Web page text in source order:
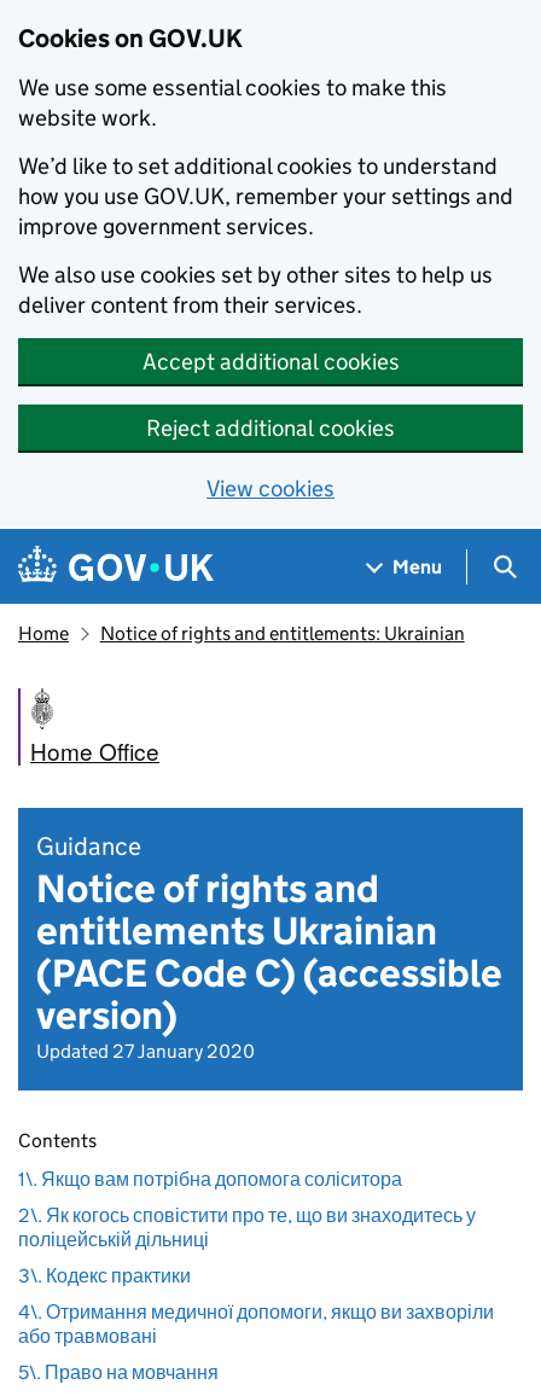
Cookies on GOV.UK
We use some essential cookies to make this
website work.
We’d like to set additional cookies to understand
how you use GOV.UK, remember your settings and
improve government services.
We also use cookies set by other sites to help us
deliver content from their services.
Accept additional cookies
Reject additional cookies
View cookies
Skip to main content
Navigation menu
Menu
Home Notice of rights and entitlements: Ukrainian
Home Office
Guidance
Notice of rights and
entitlements Ukrainian
(PACE Code C) (accessible
version)
Updated 27 January 2020
Contents
1\. Якщо вам потрібна допомога соліситора
2\. Як когось сповістити про те, що ви знаходитесь у
поліцейській дільниці
3\. Кодекс практики
4\. Отримання медичної допомоги, якщо ви захворіли
або травмовані
5\. Право на мовчання